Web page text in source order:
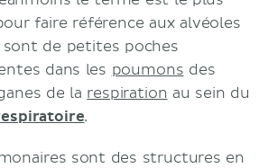
faire référence aux alvéoles
sont de petites poches
dans les poumons des
de la respiration au sein du
.
sont des structures en